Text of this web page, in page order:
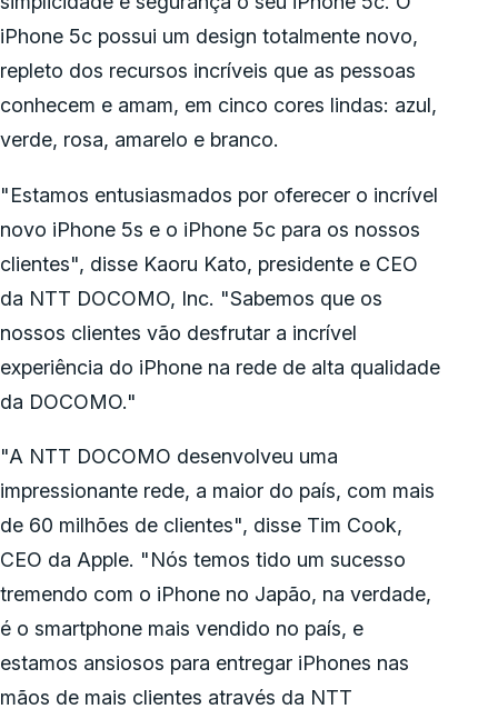
iPhone 5c possui um design totalmente novo,
repleto dos recursos incríveis que as pessoas
conhecem e amam, em cinco cores lindas: azul,
verde, rosa, amarelo e branco.
"Estamos entusiasmados por oferecer o incrível
novo iPhone 5s e o iPhone 5c para os nossos
clientes", disse Kaoru Kato, presidente e CEO
da NTT DOCOMO, Inc. "Sabemos que os
nossos clientes vão desfrutar a incrível
experiência do iPhone na rede de alta qualidade
da DOCOMO."
"A NTT DOCOMO desenvolveu uma
impressionante rede, a maior do país, com mais
de 60 milhões de clientes", disse Tim Cook,
CEO da Apple. "Nós temos tido um sucesso
tremendo com o iPhone no Japão, na verdade,
é o smartphone mais vendido no país, e
estamos ansiosos para entregar iPhones nas
mãos de mais clientes através da NTT